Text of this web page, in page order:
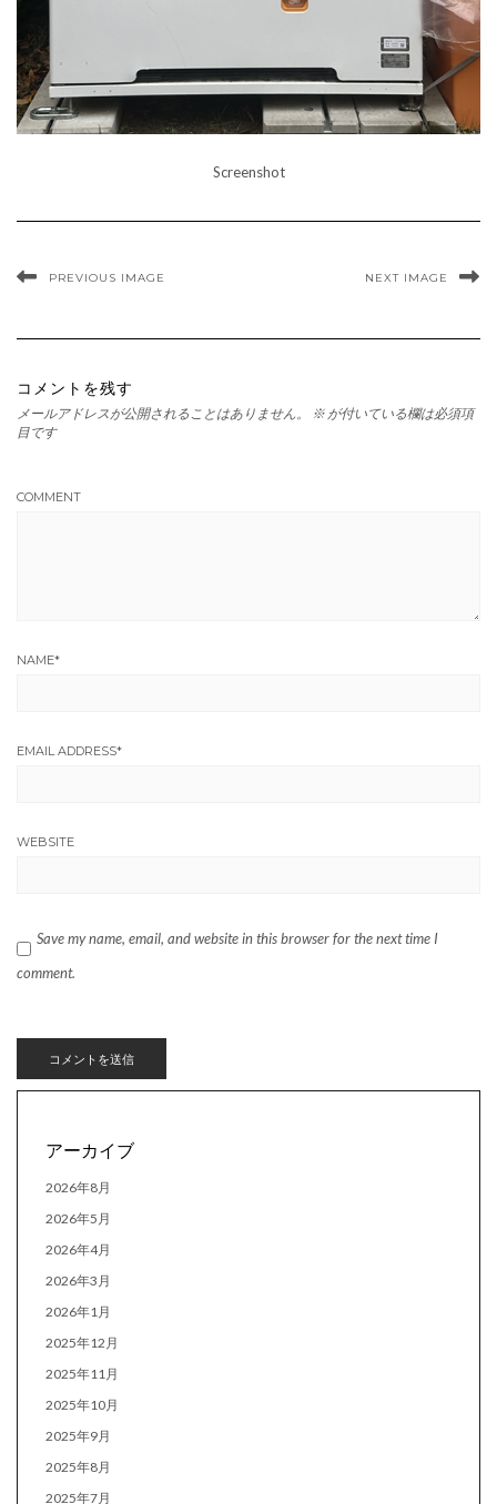
Screenshot
PREVIOUS IMAGE NEXT IMAGE
コメントを残す
メールアドレスが公開されることはありません。 ※ が付いている欄は必須項
目です
COMMENT
NAME*
EMAIL ADDRESS*
WEBSITE
Save my name, email, and website in this browser for the next time I
comment.
アーカイブ
2026年8月
2026年5月
2026年4月
2026年3月
2026年1月
2025年12月
2025年11月
2025年10月
2025年9月
2025年8月
2025年7月